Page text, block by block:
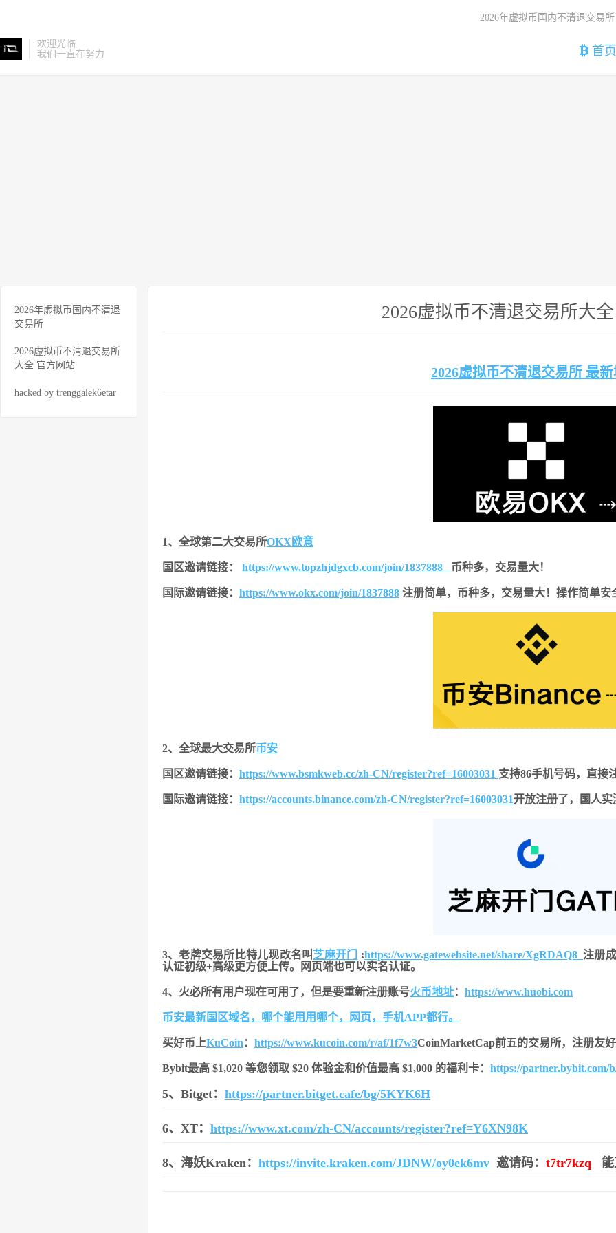
欢迎光临
我们一直在努力
首页
2026年虚拟币国内不清退交易所
2026年虚拟币国内不清退
交易所
2026虚拟币不清退交易所
大全 官方网站
hacked by trenggalek6etar
2026虚拟币不清退交易所大
2026虚拟币不清退交易所 最
1、全球第二大交易所OKX欧意
国区邀请链接： https://www.topzhjdgxcb.com/join/1837888 币种多，交易量大！
国际邀请链接： https://www.okx.com/join/1837888 注册简单， 币种多，交易量大！操作简单安
2、全球最大交易所币安
国区邀请链接： https://www.bsmkweb.cc/zh-CN/register?ref=16003031 支持86手机号码，直接
国际邀请链接： https://accounts.binance.com/zh-CN/register?ref=16003031开放注册了，国人实
3、老牌交易所比特儿现改名叫 芝麻开门 :https://www.gatewebsite.net/share/XgRDAQ8注册
认证初级+高级更方便上传。网页端也可以实名认证。
4、火必所有用户现在可用了，但是要重新注册账号火币地址： https://www.huobi.com
币安最新国区域名，哪个能用用哪个，网页，手机APP都行。
买好币上KuCoin ： https://www.kucoin.com/r/af/1f7w3CoinMarketCap前五的交易所，注册友好
Bybit最高 $1,020 等您领取 $20 体验金和价值最高 $1,000 的福利卡： https://partner.bybit.com/
5、Bitget： https://partner.bitget.cafe/bg/5KYK6H
6、XT： https://www.xt.com/zh-CN/accounts/register?ref=Y6XN98K
8、海妖Kraken： https://invite.kraken.com/JDNW/oy0ek6mv 邀请码： t7tr7kzq 能